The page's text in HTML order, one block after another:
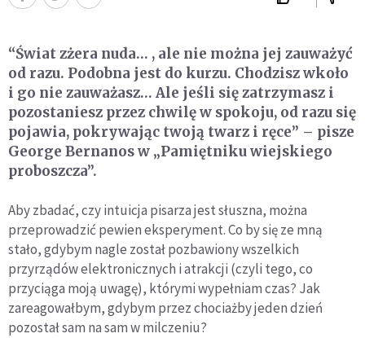
“Świat zżera nuda… , ale nie można jej zauważyć
od razu. Podobna jest do kurzu. Chodzisz wkoło
i go nie zauważasz… Ale jeśli się zatrzymasz i
pozostaniesz przez chwilę w spokoju, od razu się
pojawia, pokrywając twoją twarz i ręce” – pisze
George Bernanos w „Pamiętniku wiejskiego
proboszcza”.
Aby zbadać, czy intuicja pisarza jest słuszna, można
przeprowadzić pewien eksperyment. Co by się ze mną
stało, gdybym nagle został pozbawiony wszelkich
przyrządów elektronicznych i atrakcji (czyli tego, co
przyciąga moją uwagę), którymi wypełniam czas? Jak
zareagowałbym, gdybym przez chociażby jeden dzień
pozostał sam na sam w milczeniu?